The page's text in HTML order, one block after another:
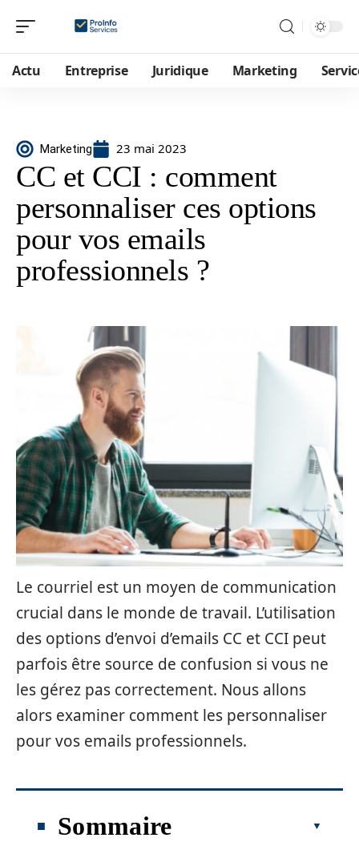
Actu Entreprise Juridique Marketing
Marketing 23 mai 2023
CC et CCI : comment
personnaliser ces options
pour vos emails
professionnels ?
Le courriel est un moyen de communication
crucial dans le monde de travail. L’utilisation
des options d’envoi d’emails CC et CCI peut
parfois être source de confusion si vous ne
les gérez pas correctement. Nous allons
alors examiner comment les personnaliser
pour vos emails professionnels.
Sommaire